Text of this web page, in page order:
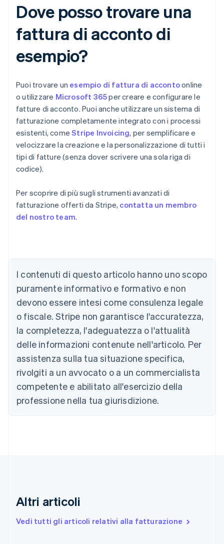
Dove posso trovare una
fattura di acconto di
esempio?
Puoi trovare un esempio di fattura di accontoonline
o utilizzare Microsoft 365per creare e configurare le
fatture di acconto. Puoi anche utilizzare un sistema di
fatturazione completamente integrato con i processi
esistenti, comeStripe Invoicing, per semplificare e
velocizzare la creazione e la personalizzazione di tutti i
tipi di fatture (senza dover scrivere una sola riga di
codice).
Per scoprire di più sugli strumenti avanzati di
fatturazione offerti da Stripe, contatta un membro
del nostro team.
I contenuti di questo articolo hanno uno scopo
puramente informativo e formativo e non
devono essere intesi come consulenza legale
o fiscale. Stripe non garantisce l'accuratezza,
la completezza, l'adeguatezza o l'attualità
delle informazioni contenute nell'articolo. Per
assistenza sulla tua situazione specifica,
rivolgiti a un avvocato o a un commercialista
competente e abilitato all'esercizio della
professione nella tua giurisdizione.
Altri articoli
Vedi tutti gli articoli relativi alla fatturazione
Austria
Belgio
Nederlands FrançaisDeutschEnglish
Brasile
Português English
Bulgaria
English
Canada
EnglishFrançais
Cina continentale
简体中文
Cipro
English
Croazia
Danimarca
Francia
Germania